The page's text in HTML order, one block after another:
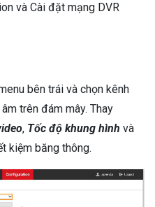
và Cài đặt mạng DVR
bên trái và chọn kênh
trên đám mây. Thay
, Tốc độ khung hình và
kiệm băng thông.